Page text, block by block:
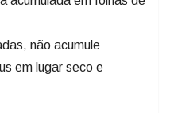
não acumule
em lugar seco e